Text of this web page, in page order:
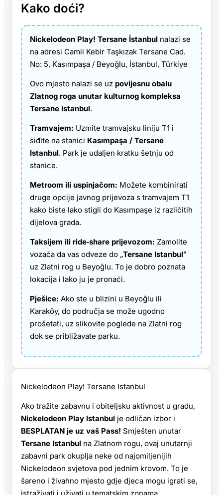
Kako doći?
Nickelodeon Play! Tersane İstanbul nalazi se
na adresi Camii Kebir Taşkızak Tersane Cad.
No: 5, Kasımpaşa / Beyoğlu, İstanbul, Türkiye
Ovo mjesto nalazi se uz povijesnu obalu
Zlatnog roga unutar kulturnog kompleksa
Tersane Istanbul.
Tramvajem: Uzmite tramvajsku liniju T1 i
siđite na stanici Kasımpaşa / Tersane
Istanbul. Park je udaljen kratku šetnju od
stanice.
Metroom ili uspinjačom: Možete kombinirati
druge opcije javnog prijevoza s tramvajem T1
kako biste lako stigli do Kasımpaşe iz različitih
dijelova grada.
Taksijem ili ride‑share prijevozom: Zamolite
vozača da vas odveze do „Tersane Istanbul”
uz Zlatni rog u Beyoğlu. To je dobro poznata
lokacija i lako ju je pronaći.
Pješice: Ako ste u blizini u Beyoğlu ili
Karaköy, do područja se može ugodno
prošetati, uz slikovite poglede na Zlatni rog
dok se približavate parku.
Nickelodeon Play! Tersane Istanbul
Ako tražite zabavnu i obiteljsku aktivnost u gradu,
Nickelodeon Play Istanbul je odličan izbor i
BESPLATAN je uz vaš Pass! Smješten unutar
Tersane Istanbul na Zlatnom rogu, ovaj unutarnji
zabavni park okuplja neke od najomiljenijih
Nickelodeon svjetova pod jednim krovom. To je
šareno i živahno mjesto gdje djeca mogu igrati se,